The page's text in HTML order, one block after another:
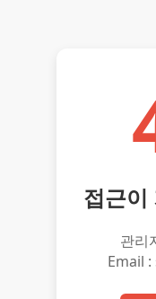
접근이
관리
Email